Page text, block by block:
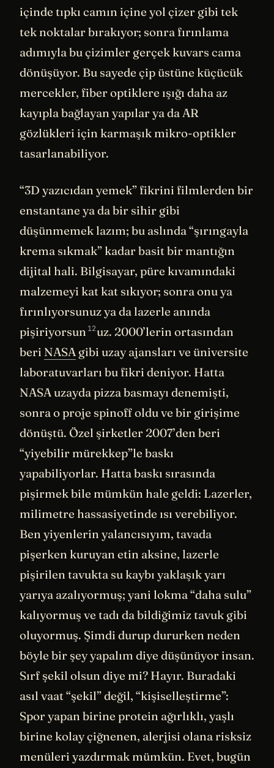
içinde tıpkı camın içine yol çizer gibi tek
tek noktalar bırakıyor; sonra fırınlama
adımıyla bu çizimler gerçek kuvars cama
dönüşüyor. Bu sayede çip üstüne küçücük
mercekler, fiber optiklere ışığı daha az
kayıpla bağlayan yapılar ya da AR
gözlükleri için karmaşık mikro-optikler
tasarlanabiliyor.
“3D yazıcıdan yemek” fikrini filmlerden bir
enstantane ya da bir sihir gibi
düşünmemek lazım; bu aslında “şırıngayla
krema sıkmak” kadar basit bir mantığın
dijital hali. Bilgisayar, püre kıvamındaki
malzemeyi kat kat sıkıyor; sonra onu ya
fırınlıyorsunuz ya da lazerle anında
pişiriyorsun 12uz. 2000’lerin ortasından
beri NASA gibi uzay ajansları ve üniversite
laboratuvarları bu fikri deniyor. Hatta
NASA uzayda pizza basmayı denemişti,
sonra o proje spinoff oldu ve bir girişime
dönüştü. Özel şirketler 2007’den beri
“yiyebilir mürekkep”le baskı
yapabiliyorlar. Hatta baskı sırasında
pişirmek bile mümkün hale geldi: Lazerler,
milimetre hassasiyetinde ısı verebiliyor.
Ben yiyenlerin yalancısıyım, tavada
pişerken kuruyan etin aksine, lazerle
pişirilen tavukta su kaybı yaklaşık yarı
yarıya azalıyormuş; yani lokma “daha sulu”
kalıyormuş ve tadı da bildiğimiz tavuk gibi
oluyormuş. Şimdi durup dururken neden
böyle bir şey yapalım diye düşünüyor insan.
Sırf şekil olsun diye mi? Hayır. Buradaki
asıl vaat “şekil” değil, “kişiselleştirme”:
Spor yapan birine protein ağırlıklı, yaşlı
birine kolay çiğnenen, alerjisi olana risksiz
menüleri yazdırmak mümkün. Evet, bugün